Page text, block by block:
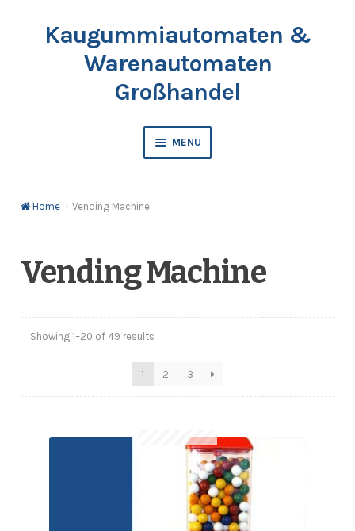
Kaugummiautomaten &
Warenautomaten
Großhandel
MENU
Balls
Catalogue & Price List
Home Vending Machine
Vending Machine
Showing 1–20 of 49 results
1 2 3